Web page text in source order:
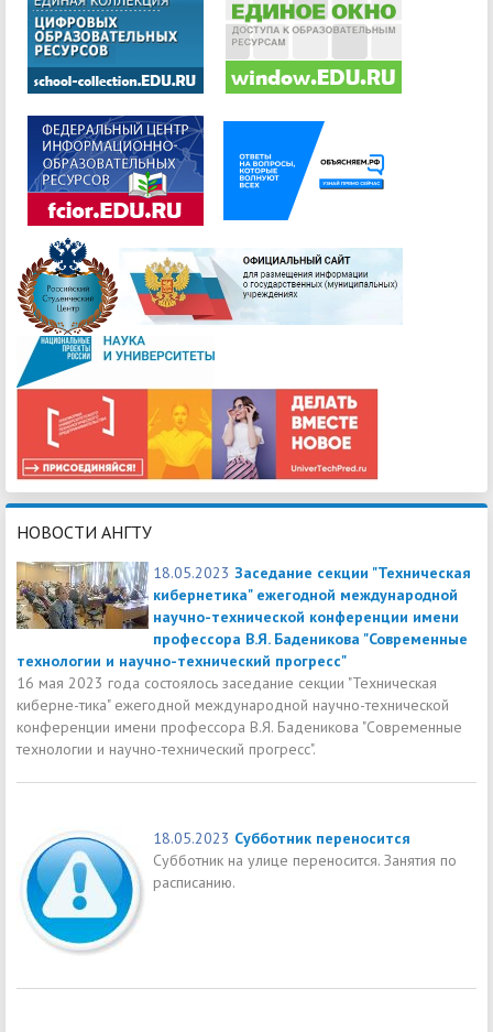
НОВОСТИ АНГТУ
18.05.2023 Заседание секции "Техническая
кибернетика" ежегодной международной
научно-технической конференции имени
профессора В.Я. Баденикова "Современные
технологии и научно-технический прогресс"
16 мая 2023 года состоялось заседание секции "Техническая
киберне-тика" ежегодной международной научно-технической
конференции имени профессора В.Я. Баденикова "Современные
технологии и научно-технический прогресс".
18.05.2023 Субботник переносится
Субботник на улице переносится. Занятия по
расписанию.